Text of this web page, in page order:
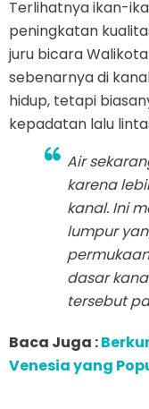
Terlihatnya ikan-
peningkatan
juru bicara
sebenarnya di
hidup, tetapi
kepadatan lalu
Air
karena
kanal. Ini
lumpur
dasar
tersebut
Baca Juga :
Venesia yang